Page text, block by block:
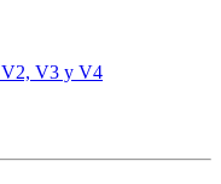
V2, V3 y V4